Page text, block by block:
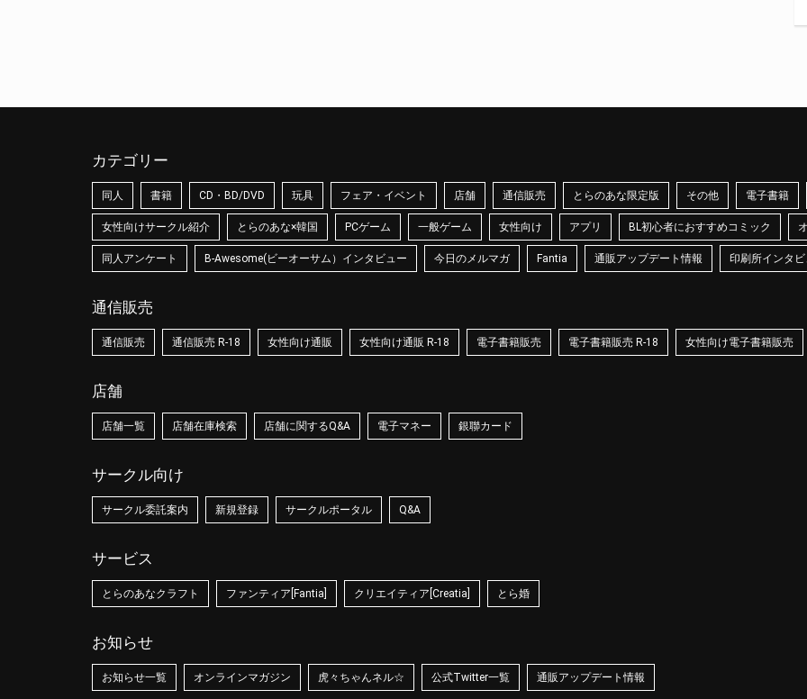
カテゴリー
同人 書籍 CD・BD/DVD 玩具 フェア・イベント 店舗 通信販売 とらのあな限定版 その他 電子書籍
女性向けサークル紹介 とらのあな×韓国 PCゲーム 一般ゲーム 女性向け アプリ BL初心者におすすめコミック
同人アンケート B-Awesome(ビーオーサム）インタビュー 今日のメルマガ Fantia 通販アップデート情報 印刷所インタ
通信販売
通信販売 通信販売 R-18 女性向け通販 女性向け通販 R-18 電子書籍販売 電子書籍販売 R-18 女性向け電子書籍販売
店舗
店舗一覧 店舗在庫検索 店舗に関するQ&A 電子マネー 銀聯カード
サークル向け
サークル委託案内 新規登録 サークルポータル Q&A
サービス
とらのあなクラフト ファンティア[Fantia] クリエイティア[Creatia] とら婚
お知らせ
お知らせ一覧 オンラインマガジン 虎々ちゃんネル☆ 公式Twitter一覧 通販アップデート情報